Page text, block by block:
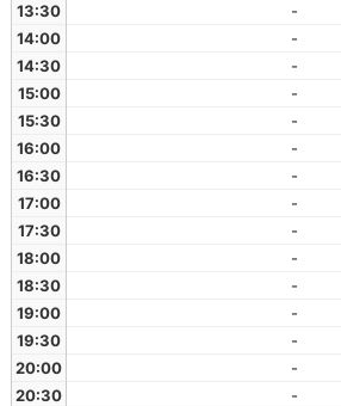
13:30
-
14:00
-
14:30
-
15:00
-
15:30
-
16:00
-
16:30
-
17:00
-
17:30
-
18:00
-
18:30
-
19:00
-
19:30
-
20:00
-
20:30
-